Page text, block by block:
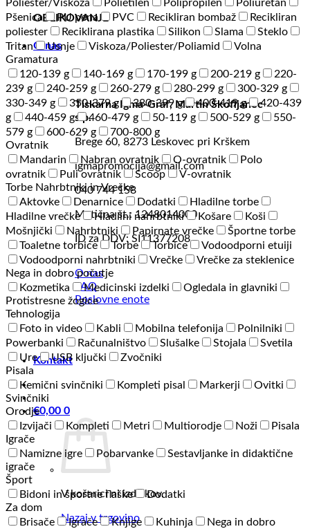
OBLIKOVANJE
O nas
Tiskarna Igma-Graf, Martin Škofljanec
s.p.
Brege 60, 8273 Leskovec pri Krškem
igmapromocija@gmail.com
040 744 158
Matična št.: 1248014000
ID za DDV: SI11377208
O nas
FAQ
Poslovne enote
Kontakt
€0,00 0
V košarici ni izdelkov.
Nazaj v trgovino
Poliester/Viskoza
Polietilen Polipropilen
Poliuretan
Pšenica
PU pena PVC Recikliran bombaž
Recikliran
poliester
Reciklirana plastika Silikon Slama
Steklo
Tritan
Usnje Viskoza/Poliester/Poliamid
Volna
Gramatura
120-139 g
140-169 g 170-199 g 200-219 g
220-
239 g
240-259 g 260-279 g 280-299 g
300-329 g
330-349 g
350-379 g 380-399 g 400-419 g
420-439
g
440-459 g 460-479 g 50-119 g 500-529 g
550-
579 g
600-629 g
700-800 g
Ovratnik
Mandarin
Nabran ovratnik O-ovratnik
Polo
ovratnik
Puli ovratnik Scoop
V-ovratnik
Torbe Nahrbtniki in Vrečke
Aktovke
Denarnice Dodatki
Hladilne torbe
Hladilne vrečke
Hladilni nahrbtniki Košare
Koši
Mošnjički
Nahrbtniki Papirnate vrečke
Športne torbe
Toaletne torbice
Torbe Torbice
Vodoodporni etuiji
Vodoodporni nahrbtniki
Vrečke
Vrečke za steklenice
Nega in dobro počutje
Kozmetika
Medicinski izdelki
Ogledala in glavniki
Protistresne žogice
Tehnologija
Foto in video
Kabli Mobilna telefonija
Polnilniki
Powerbanki
Računalništvo Slušalke Stojala
Svetila
Ure
USB ključki
Zvočniki
Pisala
Kemični svinčniki
Kompleti pisal Markerji
Ovitki
Svinčniki
Orodje
Izvijači
Kompleti Metri Multiorodje Noži
Pisala
Igrače
Namizne igre
Pobarvanke
Sestavljanke in didaktične
igrače
Šport
Bidoni in športne flaške
Dodatki
Za dom
Brisače
Igrače Knjige Kuhinja
Nega in dobro